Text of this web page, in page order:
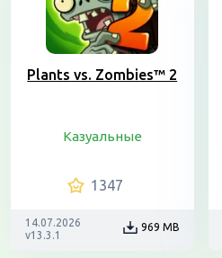
Plants vs. Zombies™ 2
Казуальные
1347
14.07.2026
v13.3.1
969 MB